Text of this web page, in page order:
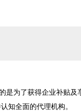
是为了获得企业补贴
知全面的代理机构。